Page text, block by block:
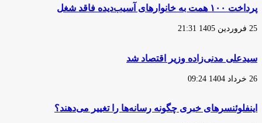
پرداخت ۱۰۰ همت به خانوارهای آسیب‌دیده فاقد شغل
25 فروردین 1405 21:31
سیدعلی مدنی‌زاده وزیر اقتصاد شد
26 خرداد 1404 09:24
اینفلوئنسرهای خبری چگونه رسانه‌ها را تغییر می‌دهند؟